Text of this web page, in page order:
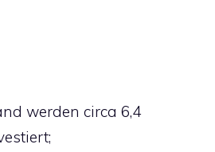
werden circa 6,4